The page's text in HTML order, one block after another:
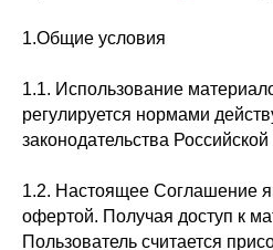
1.Общие условия
1.1. Использование
регулируется нормами
законодательства
1.2. Настоящее Соглашение
офертой. Получая доступ к
Пользователь считается